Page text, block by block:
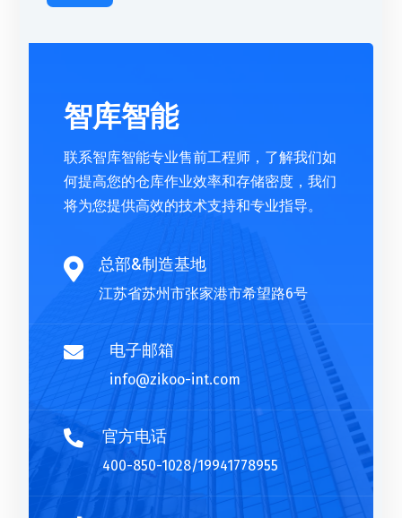
智库智能
联系智库智能专业售前工程师，了解我们如
何提高您的仓库作业效率和存储密度，我们
将为您提供高效的技术支持和专业指导。
 总部&制造基地
江苏省苏州市张家港市希望路6号
 电子邮箱
info@zikoo-int.com
 官方电话
400-850-1028/19941778955